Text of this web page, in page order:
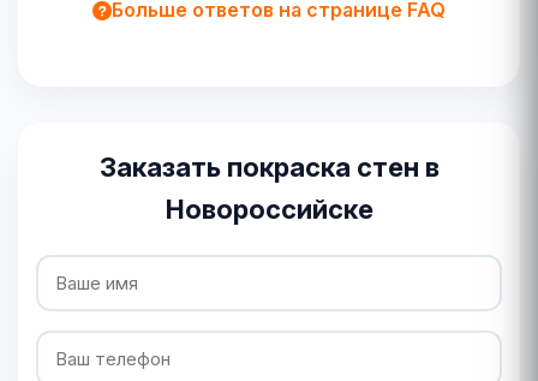
Больше ответов на странице FAQ
Заказать покраска стен в
Новороссийске